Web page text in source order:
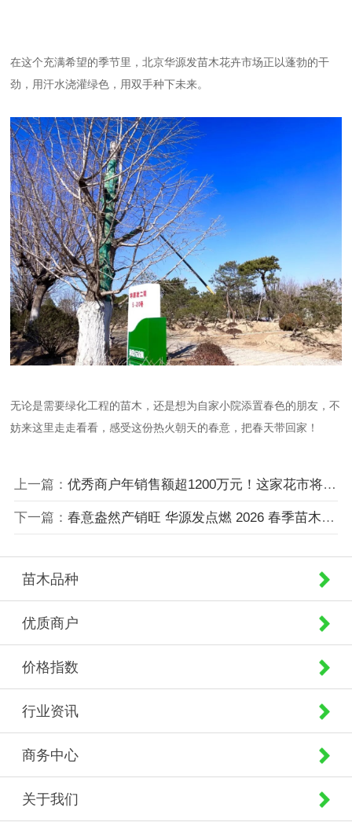
在这个充满希望的季节里，北京华源发苗木花卉市场正以蓬勃的干
劲，用汗水浇灌绿色，用双手种下未来。
无论是需要绿化工程的苗木，还是想为自家小院添置春色的朋友，不
妨来这里走走看看，感受这份热火朝天的春意，把春天带回家！
上一篇： 优秀商户年销售额超1200万元！这家花市将多举措赋能商户
下一篇： 春意盎然产销旺 华源发点燃 2026 春季苗木产业热潮
苗木品种
优质商户
价格指数
行业资讯
商务中心
关于我们